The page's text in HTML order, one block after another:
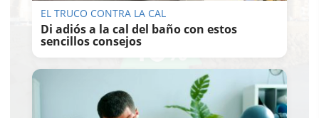
EL TRUCO CONTRA LA CAL
Di adiós a la cal del baño con estos
sencillos consejos